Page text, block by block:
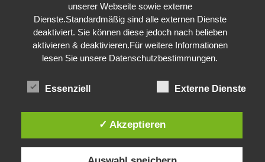
unserer Webseite sowie externe
Dienste.Standardmäßig sind alle externen Dienste
deaktiviert. Sie können diese jedoch nach belieben
aktivieren & deaktivieren.Für weitere Informationen
lesen Sie unsere Datenschutzbestimmungen.
Essenziell Externe Dienste
✓ Akzeptieren